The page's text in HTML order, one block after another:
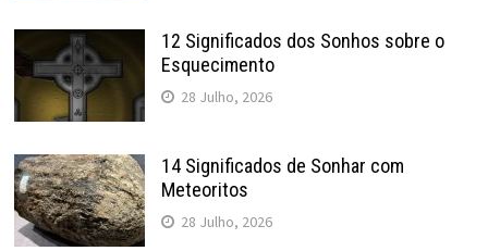
12 Significados dos Sonhos sobre o
Esquecimento
28 Julho, 2026
14 Significados de Sonhar com
Meteoritos
28 Julho, 2026